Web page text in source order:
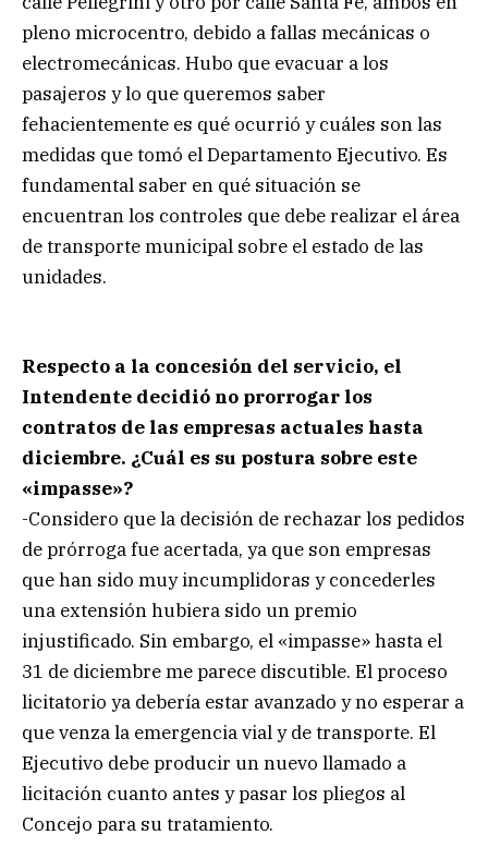
pleno microcentro, debido a fallas mecánicas o
electromecánicas. Hubo que evacuar a los
pasajeros y lo que queremos saber
fehacientemente es qué ocurrió y cuáles son las
medidas que tomó el Departamento Ejecutivo. Es
fundamental saber en qué situación se
encuentran los controles que debe realizar el área
de transporte municipal sobre el estado de las
unidades.
Respecto a la concesión del servicio, el
Intendente decidió no prorrogar los
contratos de las empresas actuales hasta
diciembre. ¿Cuál es su postura sobre este
«impasse»?
-Considero que la decisión de rechazar los pedidos
de prórroga fue acertada, ya que son empresas
que han sido muy incumplidoras y concederles
una extensión hubiera sido un premio
injustificado. Sin embargo, el «impasse» hasta el
31 de diciembre me parece discutible. El proceso
licitatorio ya debería estar avanzado y no esperar a
que venza la emergencia vial y de transporte. El
Ejecutivo debe producir un nuevo llamado a
licitación cuanto antes y pasar los pliegos al
Concejo para su tratamiento.